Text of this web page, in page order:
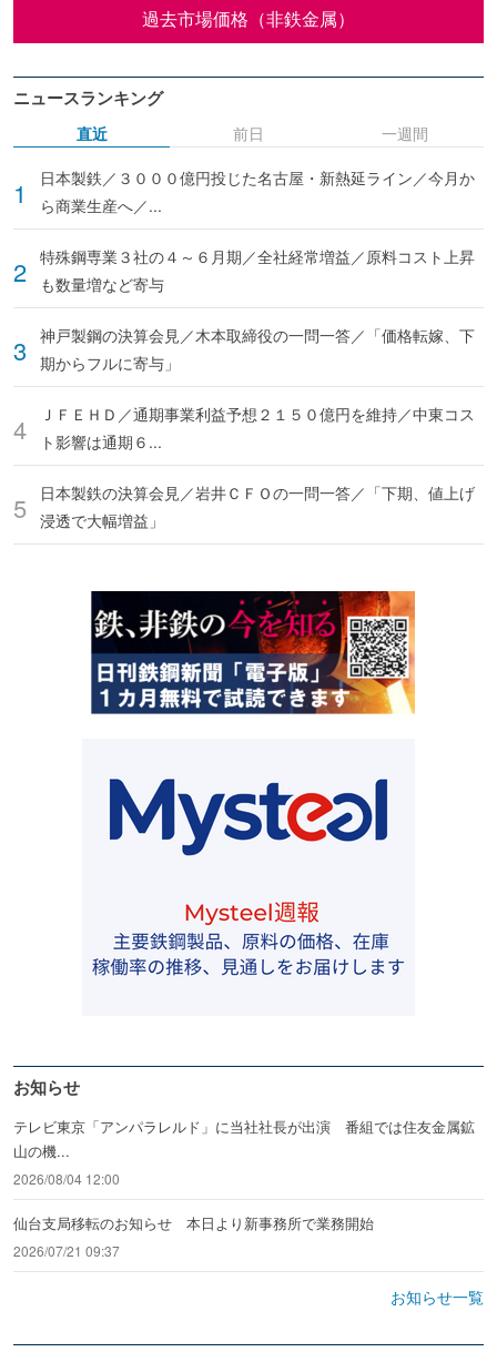
過去市場価格（非鉄金属）
ニュースランキング
直近
日本製鉄／３０００億円投じた名古屋・新熱延ライン／今月か
ら商業生産へ／...
特殊鋼専業３社の４～６月期／全社経常増益／原料コスト上昇
も数量増など寄与
神戸製鋼の決算会見／木本取締役の一問一答／「価格転嫁、下
期からフルに寄与」
ＪＦＥＨＤ／通期事業利益予想２１５０億円を維持／中東コス
ト影響は通期６...
日本製鉄の決算会見／岩井ＣＦＯの一問一答／「下期、値上げ
浸透で大幅増益」
前日 一週間
お知らせ
テレビ東京「アンパラレルド」に当社社長が出演 番組では住友金属鉱
山の機...
2026/08/04 12:00
仙台支局移転のお知らせ 本日より新事務所で業務開始
2026/07/21 09:37
お知らせ一覧